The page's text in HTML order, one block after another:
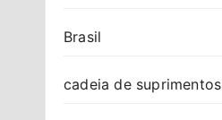
Brasil
cadeia de suprimentos